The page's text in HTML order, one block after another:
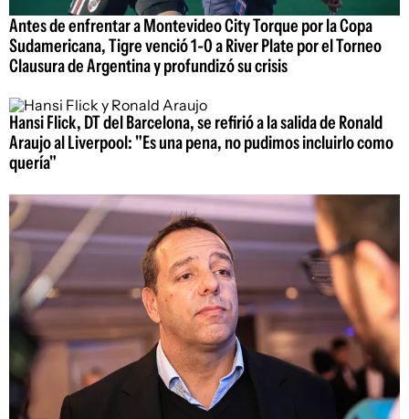
Antes de enfrentar a Montevideo City Torque por la Copa
Sudamericana, Tigre venció 1-0 a River Plate por el Torneo
Clausura de Argentina y profundizó su crisis
Hansi Flick, DT del Barcelona, se refirió a la salida de Ronald
Araujo al Liverpool: "Es una pena, no pudimos incluirlo como
quería"